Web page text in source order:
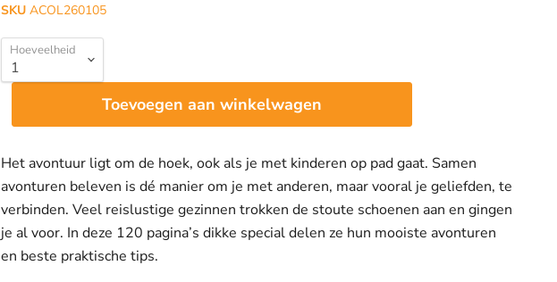
SKU ACOL260105
Hoeveelheid
Toevoegen aan winkelwagen
Het avontuur ligt om de hoek, ook als je met kinderen op pad gaat. Samen
avonturen beleven is dé manier om je met anderen, maar vooral je geliefden, te
verbinden. Veel reislustige gezinnen trokken de stoute schoenen aan en gingen
je al voor. In deze 120 pagina’s dikke special delen ze hun mooiste avonturen
en beste praktische tips.